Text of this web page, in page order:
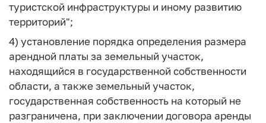
туристской инфраструктуры и иному развитию
территорий";
4) установление порядка определения размера
арендной платы за земельный участок,
находящийся в государственной собственности
области, а также земельный участок,
государственная собственность на который не
разграничена, при заключении договора аренды